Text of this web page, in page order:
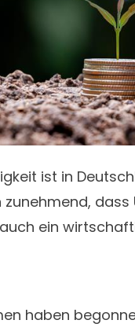
ist in
zunehmend,
ein
haben